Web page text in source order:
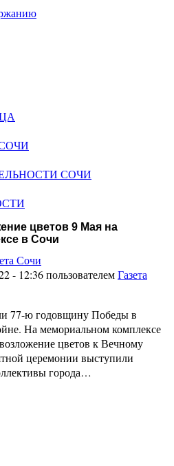
СОЧИ
цветов 9 Мая на
в Сочи
- 12:36 пользователемГазета
77-ю годовщину Победы в
На мемориальном комплексе
цветов к Вечному
церемонии выступили
города…